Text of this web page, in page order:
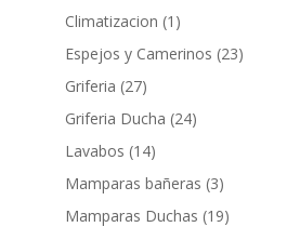
productos
Climatizacion 1 1
producto
Espejos y Camerinos 2323
Griferia 2727
productos
Griferia Ducha 2424
Lavabos 1414
productos
Mamparas bañeras 33
productos
Mamparas Duchas 1919